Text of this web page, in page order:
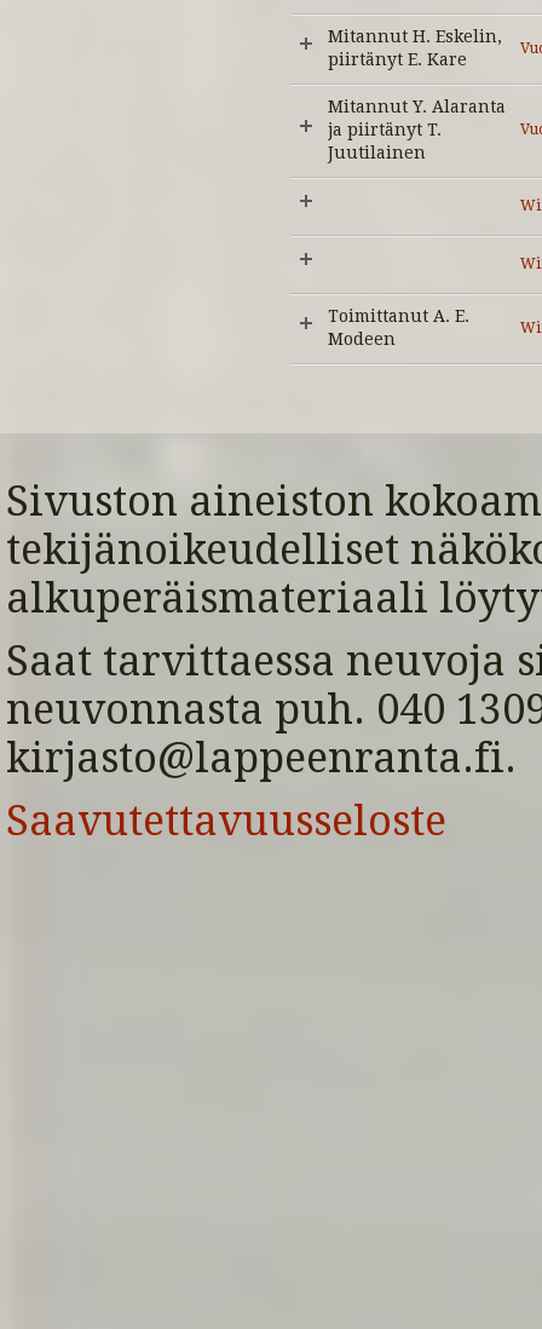
Mitannut H. Eskelin,
piirtänyt E. Kare
Mitannut Y. Alaranta
ja piirtänyt T.
Juutilainen
Toimittanut A. E.
Modeen
Sivuston aineiston
tekijänoikeudelliset
alkuperäismateriaali
Saat tarvittaessa neuvoja
neuvonnasta puh. 040
kirjasto@lappeenranta.fi.
Saavutettavuusseloste